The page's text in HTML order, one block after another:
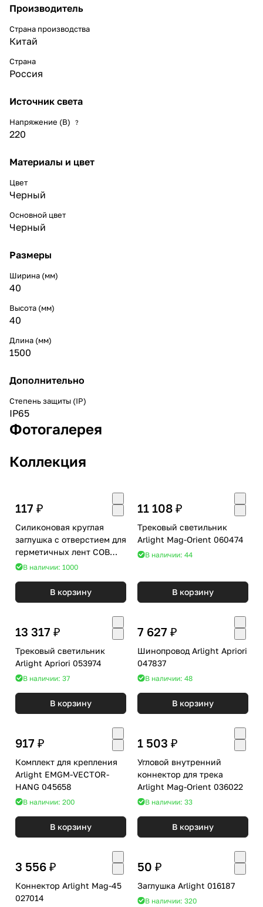
Производитель
Страна производства
Китай
Страна
Россия
Источник света
Напряжение (В) ?
220
Материалы и цвет
Цвет
Черный
Основной цвет
Черный
Размеры
Ширина (мм)
40
Высота (мм)
40
Длина (мм)
1500
Дополнительно
Степень защиты (IP)
IP65
Фотогалерея
Коллекция
117 ₽
Силиконовая круглая
заглушка с отверстием для
герметичных лент COB
шириной 6мм Arlight
В наличии: 1000
В корзину
11 108 ₽
Трековый светильник
Arlight Mag-Orient 060474
В наличии: 44
В корзину
13 317 ₽
Трековый светильник
Arlight Apriori 053974
В наличии: 37
В корзину
7 627 ₽
Шинопровод Arlight Apriori
047837
В наличии: 48
В корзину
917 ₽
Комплект для крепления
Arlight EMGM-VECTOR-
HANG 045658
В наличии: 200
В корзину
1 503 ₽
Угловой внутренний
коннектор для трека
Arlight Mag-Orient 036022
В наличии: 33
В корзину
3 556 ₽
Коннектор Arlight Mag-45
027014
50 ₽
Заглушка Arlight 016187
В наличии: 320